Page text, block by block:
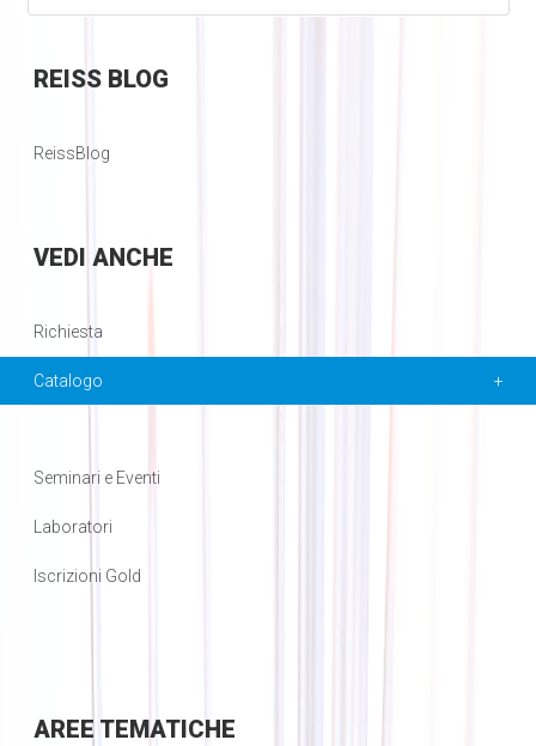
REISSBLOG
ReissBlog
VEDI ANCHE
Richiesta
Catalogo
Seminari e Eventi
Laboratori
Iscrizioni Gold
AREE TEMATICHE